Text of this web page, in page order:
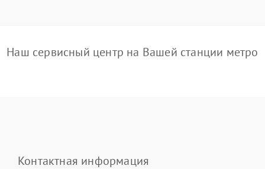
Наш сервисный центр на Вашей станции метро
Контактная информация